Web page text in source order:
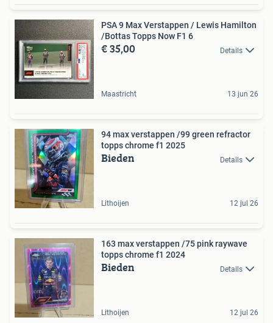
PSA 9 Max Verstappen / Lewis Hamilton
/Bottas Topps Now F1 6
€ 35,00 Details
Maastricht 13 jun 26
94 max verstappen /99 green refractor
topps chrome f1 2025
Bieden Details
Lithoijen 12 jul 26
163 max verstappen /75 pink raywave
topps chrome f1 2024
Bieden Details
Lithoijen 12 jul 26